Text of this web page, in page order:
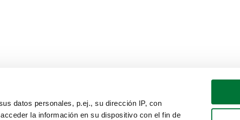
datos personales, p.ej., su dirección IP, con
la información en su dispositivo con el fin de